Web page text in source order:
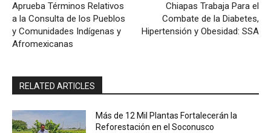
Aprueba Términos Relativos
a la Consulta de los Pueblos
y Comunidades Indígenas y
Afromexicanas
Chiapas Trabaja Para el
Combate de la Diabetes,
Hipertensión y Obesidad: SSA
RELATED ARTICLES
Más de 12 Mil Plantas Fortalecerán la
Reforestación en el Soconusco